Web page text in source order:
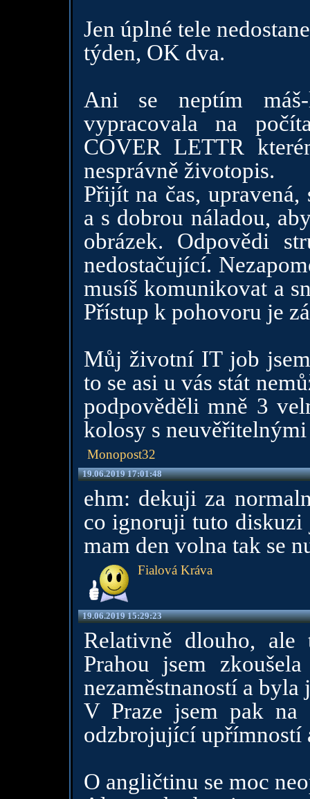
Jen úplné tele
týden, OK dva.
Ani se neptím
vypracovala na
COVER LETTR
nesprávně životopis.
Přijít na čas,
a s dobrou náladou,
obrázek. Odpovědi
nedostačující.
musíš komunikovat a
Přístup k pohovoru je
Můj životní IT job
to se asi u vás stát
podpověděli mně 3
kolosy s
Monopost32
19.06.2019 17:01:48
ehm: dekuji za
co ignoruji tuto diskuzi
mam den volna tak se
Fialová Kráva
19.06.2019 15:29:23
Relativně dlouho,
Prahou jsem
nezaměstnaností a
V Praze jsem pak na
odzbrojující upřímností
O angličtinu se moc